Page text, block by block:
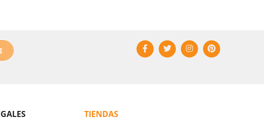
TIENDAS